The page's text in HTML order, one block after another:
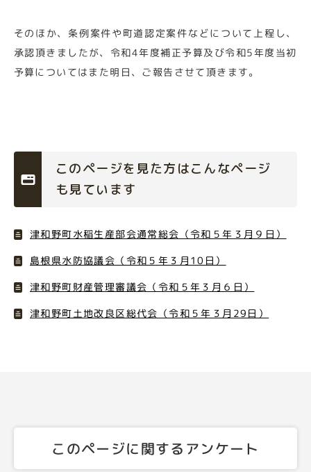
そのほか、条例案件や町道認定案件などについて上程し、
承認頂きましたが、令和4年度補正予算及び令和5年度当初
予算についてはまた明日、ご報告させて頂きます。
このページを見た方はこんなページ
も見ています
津和野町水稲生産部会通常総会（令和５年３月９日）
島根県水防協議会（令和５年３月10日）
津和野町財産管理審議会（令和５年３月６日）
津和野町土地改良区総代会（令和５年３月29日）
このページに関するアンケート